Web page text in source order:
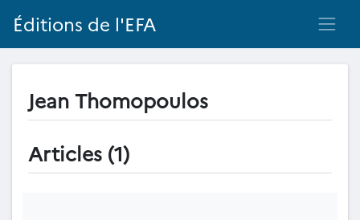
Éditions de l'EFA
Jean Thomopoulos
Articles (1)